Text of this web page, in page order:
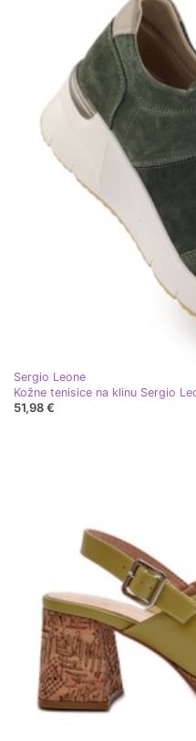
Sergio Leone
Kožne tenisice na klinu Sergio
51,98 €